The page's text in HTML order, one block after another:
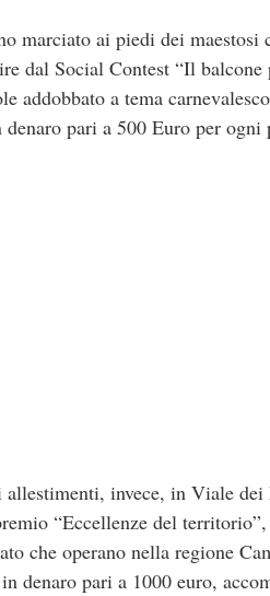
marciato ai piedi dei
dal Social Contest “Il
a tema
pari a 500 Euro per ogni
invece, in Viale
“Eccellenze del
che operano nella regione
denaro pari a 1000 euro,